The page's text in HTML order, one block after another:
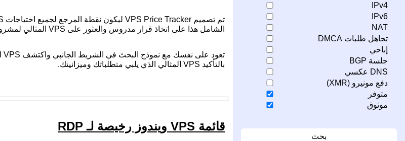
IPv4
IPv6
NAT
تجاهل طلبات DMCA
إباحي
جلسة BGP
DNS عكسي
دفع مونيرو (XMR)
متوفر
موثوق
بحث
الشامل هذا على اتخاذ قرار مدروس والعثور على VPS المثالي لمشروعك.
بالتأكيد VPS المثالي الذي يلبي متطلباتك وميزانيتك.
قائمة VPS ويندوز رخيصة لـ RDP